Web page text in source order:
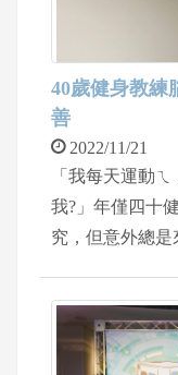
學者及臨床照
多人來說，選
在2016年美國
人民有52%認為
眾的皮質醇濃度
在投票期間，
正向情緒或負面
身心科相關困擾
40歲健身教練
善
2022/11/21
「我每天運動
我?」年僅四十
究，但意外總
檢查後，原來
乏與飲水不足
損傷，求診中